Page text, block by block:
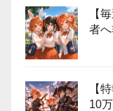
【
者
【
10